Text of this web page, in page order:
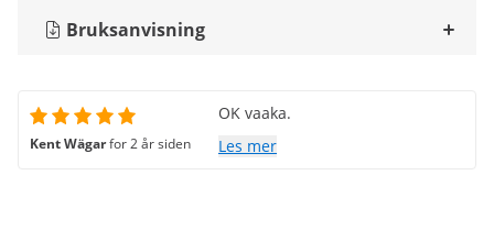
Bruksanvisning
Kent Wägarfor 2 år siden
OK vaaka.
Les mer